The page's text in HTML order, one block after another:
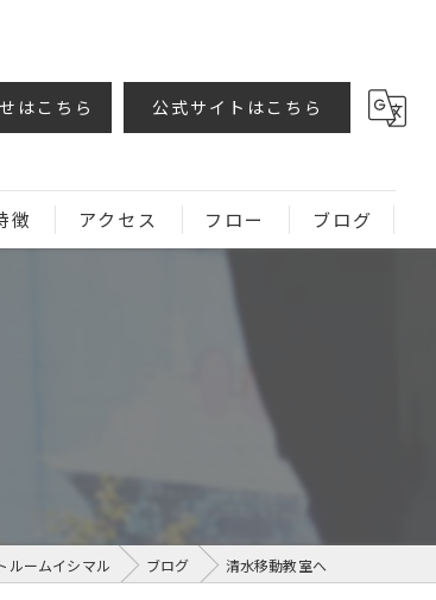
はこちら 公式サイトはこちら
徴 アクセス フロー ブログ
ルームイシマル ブログ 清水移動教室へ